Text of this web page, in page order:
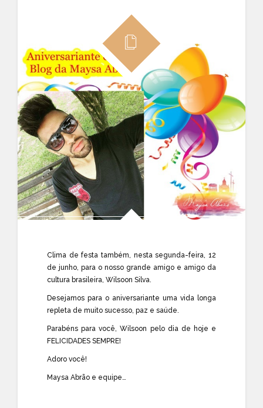
Clima de festa também, nesta segunda-feira, 12
de junho, para o nosso grande amigo e amigo da
cultura brasileira, Wilsoon Silva
Desejamos para o aniversariante uma vida longa
repleta de muito sucesso, paz e saúde.
Parabéns para você,Wilsoon pelo dia de hoje e
FELICIDADES SEMPRE!
Adoro você!
Maysa Abrão e equipe…